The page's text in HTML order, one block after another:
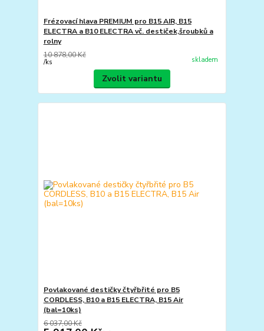
Frézovací hlava PREMIUM pro B15 AIR, B15
ELECTRA a B10 ELECTRA vč. destiček,šroubků a
rolny
10 878,00 Kč
/ks skladem
Zvolit variantu
Povlakované destičky čtyřbřité pro B5
CORDLESS, B10 a B15 ELECTRA, B15 Air
(bal=10ks)
6 037,00 Kč